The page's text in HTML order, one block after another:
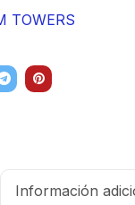
TOWERS
Información